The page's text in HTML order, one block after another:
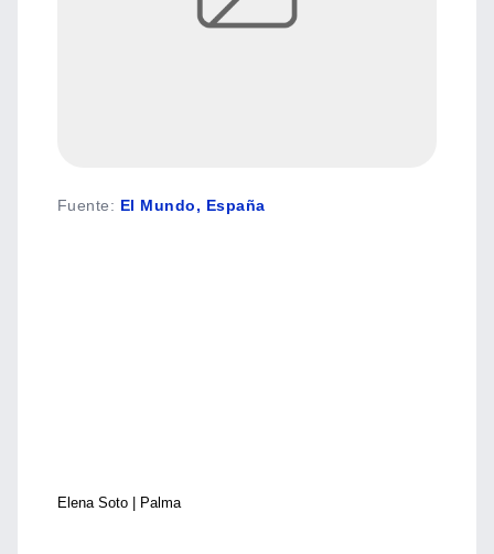
Fuente: El Mundo, España
Elena Soto | Palma